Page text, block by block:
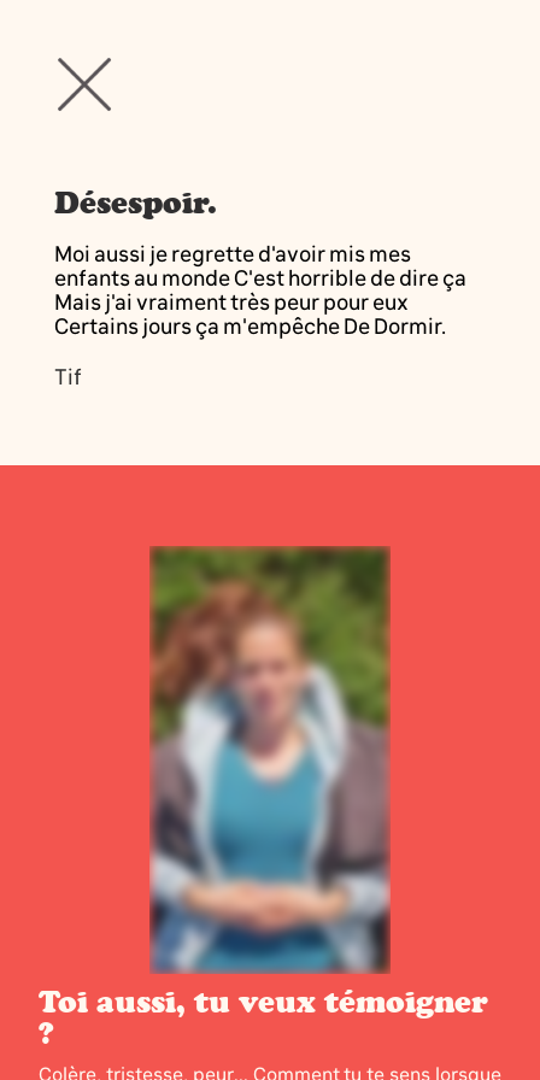
Désespoir.
Moi aussi je regrette d'avoir mis mes
enfants au monde C'est horrible de dire ça
Mais j'ai vraiment très peur pour eux
Certains jours ça m'empêche De Dormir.
Tif
Toi aussi, tu veux témoigner
?
Colère, tristesse, peur... Comment tu te sens lorsque